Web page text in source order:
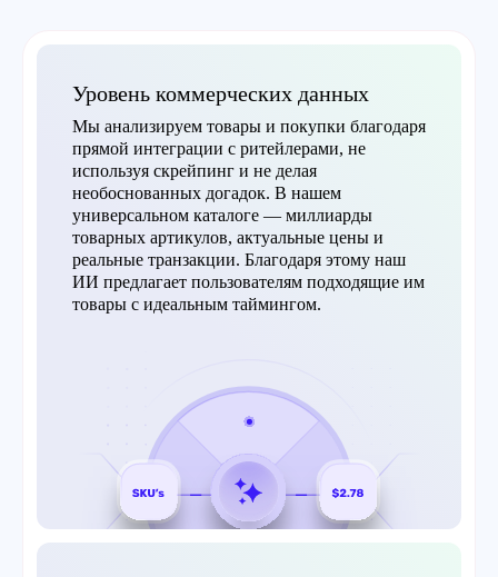
Уровень коммерческих данных
Мы анализируем товары и покупки благодаря
прямой интеграции с ритейлерами, не
используя скрейпинг и не делая
необоснованных догадок. В нашем
универсальном каталоге — миллиарды
товарных артикулов, актуальные цены и
реальные транзакции. Благодаря этому наш
ИИ предлагает пользователям подходящие им
товары с идеальным таймингом.